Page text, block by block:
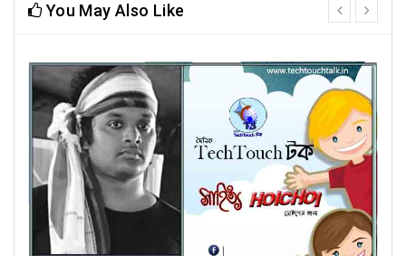
You May Also Like
prev